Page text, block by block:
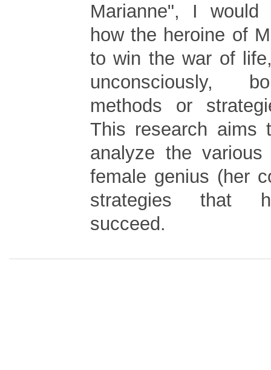
Marianne", I
how the heroine of
to win the war of
unconsciously,
methods or
This research aims
analyze the
female genius (her
strategies that
succeed.